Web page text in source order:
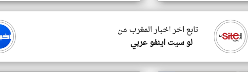
تابع اخر اخبار المغرب من
لو سيت اينفو عربي